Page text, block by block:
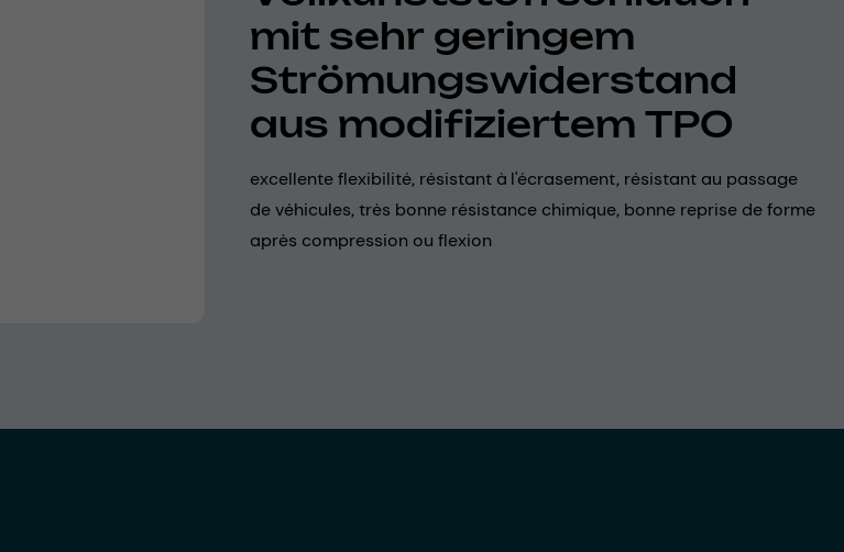
mit sehr geringem
Strömungswiderstand
aus modifiziertem TPO
excellente flexibilité, résistant à l'écrasement, résistant au passage
de véhicules, très bonne résistance chimique, bonne reprise de forme
après compression ou flexion